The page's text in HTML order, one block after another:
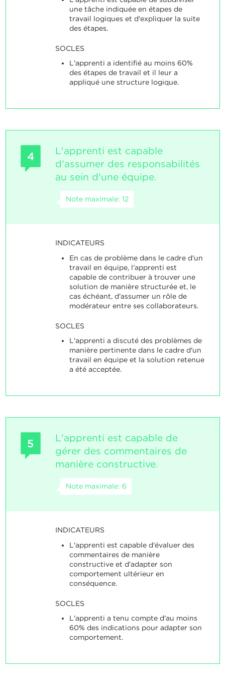
une tâche indiquée en étapes de
travail logiques et d'expliquer la suite
des étapes.
SOCLES
L'apprenti a identifié au moins 60%
des étapes de travail et il leur a
appliqué une structure logique.
4
L'apprenti est capable
d'assumer des responsabilités
au sein d'une équipe.
Note maximale: 12
INDICATEURS
En cas de problème dans le cadre d'un
travail en équipe, l'apprenti est
capable de contribuer à trouver une
solution de manière structurée et, le
cas échéant, d'assumer un rôle de
modérateur entre ses collaborateurs.
SOCLES
L'apprenti a discuté des problèmes de
manière pertinente dans le cadre d'un
travail en équipe et la solution retenue
a été acceptée.
5
L'apprenti est capable de
gérer des commentaires de
manière constructive.
Note maximale: 6
INDICATEURS
L'apprenti est capable d'évaluer des
commentaires de manière
constructive et d'adapter son
comportement ultérieur en
conséquence.
SOCLES
L'apprenti a tenu compte d'au moins
60% des indications pour adapter son
comportement.